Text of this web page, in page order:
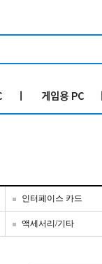
인터페이스 카드
액세서리/기타